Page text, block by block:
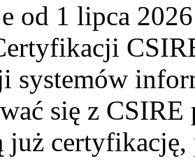
od 1 lipca
systemów
się z
już